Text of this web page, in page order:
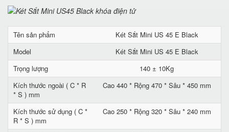
Tên sản phẩm
Két Sắt Mini US 45 E Black
Model
Két Sắt Mini US 45 E Black
Trọng lượng
140 ± 10Kg
Kích thước ngoài ( C * R
* S ) mm
Cao 440 * Rộng 470 * Sâu * 450 mm
Kích thước sử dụng ( C *
R * S ) mm
Cao 250 * Rộng 320 * Sâu * 240 mm